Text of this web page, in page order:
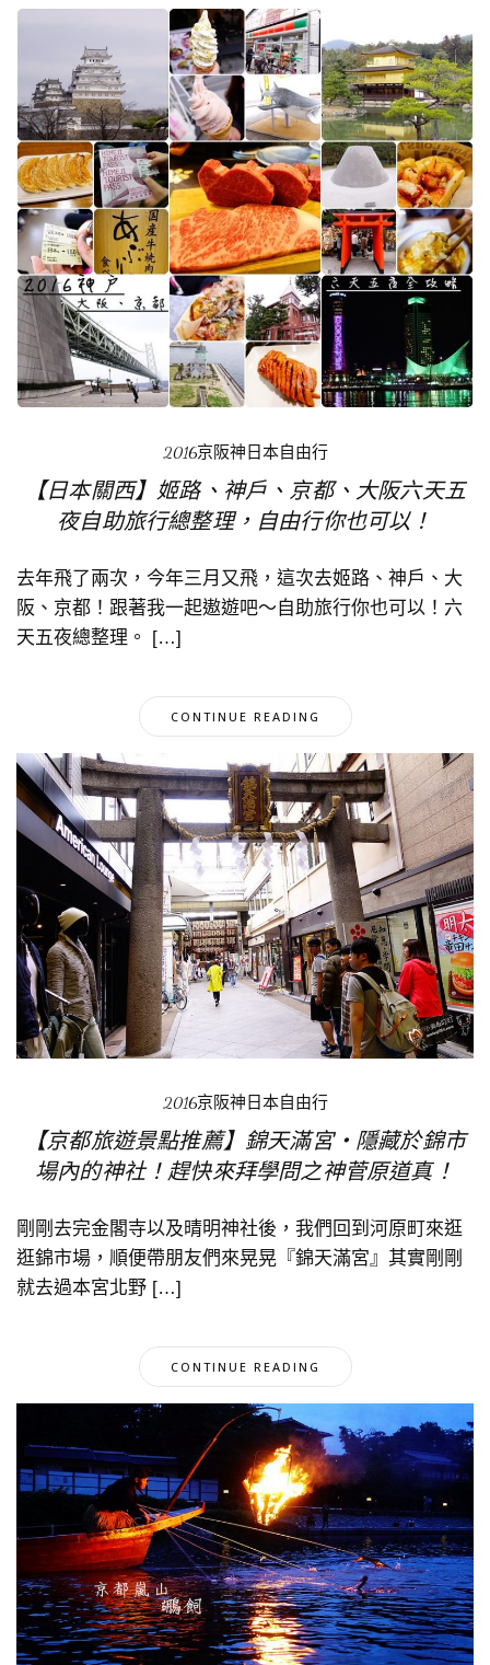
2016京阪神日本自由行
【日本關西】姬路、神戶、京都、大阪六天五
夜自助旅行總整理，自由行你也可以！
去年飛了兩次，今年三月又飛，這次去姬路、神戶、大
阪、京都！跟著我一起遨遊吧～自助旅行你也可以！六
天五夜總整理。 […]
CONTINUE READING
2016京阪神日本自由行
【京都旅遊景點推薦】錦天滿宮‧隱藏於錦市
場內的神社！趕快來拜學問之神菅原道真！
剛剛去完金閣寺以及晴明神社後，我們回到河原町來逛
逛錦市場，順便帶朋友們來晃晃『錦天滿宮』其實剛剛
就去過本宮北野 […]
CONTINUE READING